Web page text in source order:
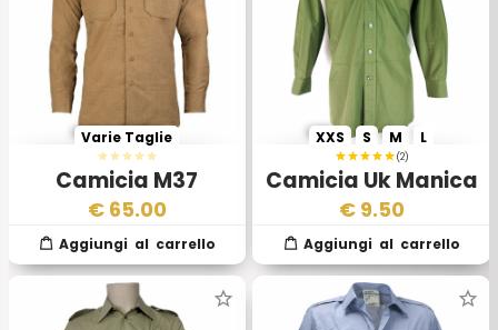
Camicia M37
Esercito Americano
WWII
Varie Taglie
€ 65.00
(2)
Camicia Uk Manica
Lunga Verde
XXS S M L
€ 9.50